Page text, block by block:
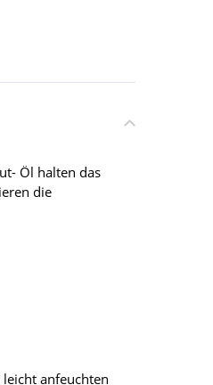
Öl halten das
die
anfeuchten